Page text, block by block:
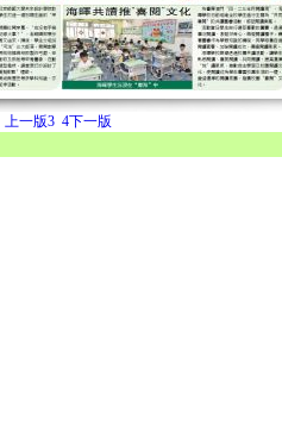
上一版3 4下一版